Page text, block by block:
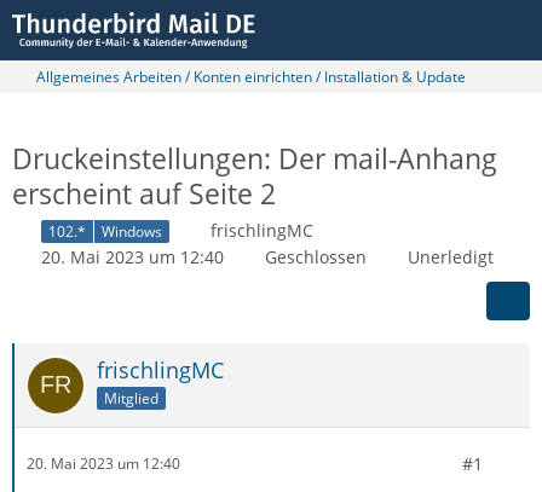
Allgemeines Arbeiten / Konten einrichten / Installation & Update
Druckeinstellungen: Der mail-Anhang
erscheint auf Seite 2
102.* Windows
frischlingMC
20. Mai 2023 um 12:40
Geschlossen Unerledigt
frischlingMC
Mitglied
20. Mai 2023 um 12:40 #1